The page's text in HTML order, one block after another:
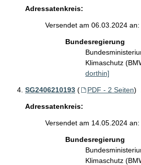
Adressatenkreis:
Versendet am 06.03.2024 an:
Bundesregierung
Klimaschutz
dorthin]
SG2406210193 ( PDF - 2 Seiten)
Adressatenkreis:
Versendet am 14.05.2024 an:
Bundesregierung
Klimaschutz